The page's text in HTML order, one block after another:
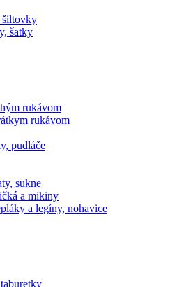
šiltovky
šatky
rukávom
rukávom
pudláče
sukne
a mikiny
a legíny, nohavice